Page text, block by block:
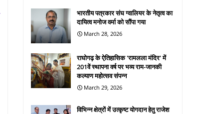
भारतीय पत्रकार संघ ग्वालियर के नेतृत्व का
दायित्व मनोज वर्मा को सौंपा गया
March 28, 2026
राघोगढ़ के ऐतिहासिक 'रामलला मंदिर' में
201वें स्थापना वर्ष पर भव्य राम-जानकी
कल्याण महोत्सव संपन्न
March 29, 2026
विभिन्न क्षेत्रों में उत्कृष्ट योगदान हेतु राजेश